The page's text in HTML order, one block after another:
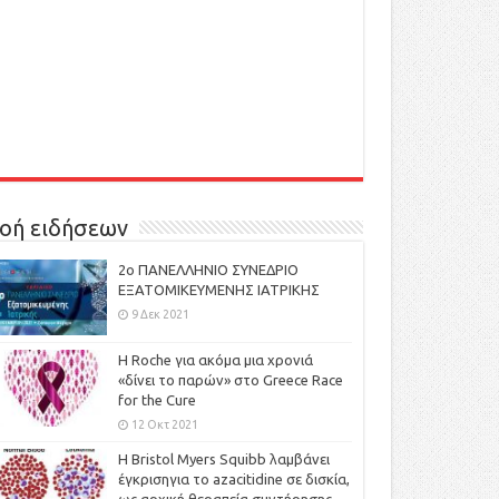
ειδήσεων
2ο ΠΑΝΕΛΛΗΝΙΟ ΣΥΝΕΔΡΙΟ
ΕΞΑΤΟΜΙΚΕΥΜΕΝΗΣ ΙΑΤΡΙΚΗΣ
9 Δεκ 2021
H Roche για ακόμα μια χρονιά
«δίνει το παρών» στο Greece Race
for the Cure
12 Οκτ 2021
Η Bristol Myers Squibb λαμβάνει
έγκρισηγια το azacitidine σε δισκία,